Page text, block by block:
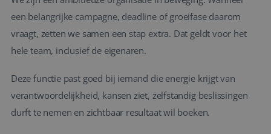
een belangrijke campagne, deadline of groeifase daarom
vraagt, zetten we samen een stap extra. Dat geldt voor het
hele team, inclusief de eigenaren.
Deze functie past goed bij iemand die energie krijgt van
verantwoordelijkheid, kansen ziet, zelfstandig beslissingen
durft te nemen en zichtbaar resultaat wil boeken.